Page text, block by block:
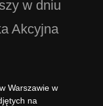
w dniu
Akcyjna
Warszawie w
na